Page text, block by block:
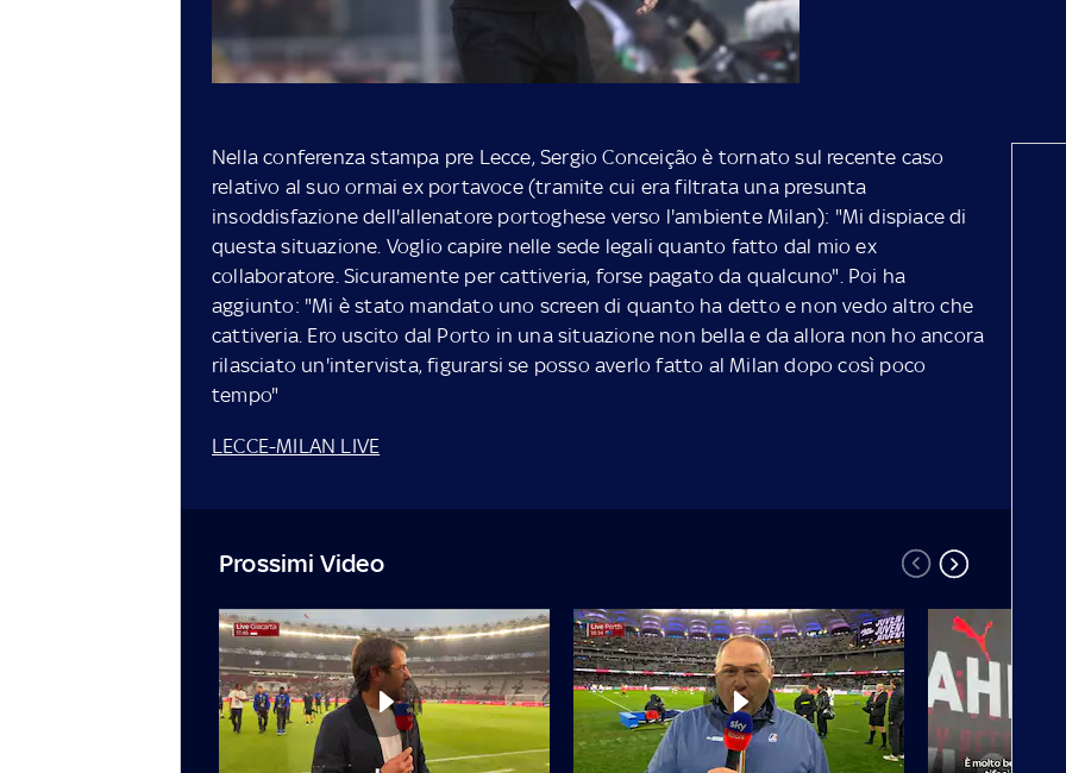
Nella conferenza stampa pre Lecce, Sergio Conceição è tornato sul recente caso
relativo al suo ormai ex portavoce (tramite cui era filtrata una presunta
insoddisfazione dell'allenatore portoghese verso l'ambiente Milan): "Mi dispiace di
questa situazione. Voglio capire nelle sede legali quanto fatto dal mio ex
collaboratore. Sicuramente per cattiveria, forse pagato da qualcuno". Poi ha
aggiunto: "Mi è stato mandato uno screen di quanto ha detto e non vedo altro che
cattiveria. Ero uscito dal Porto in una situazione non bella e da allora non ho ancora
rilasciato un'intervista, figurarsi se posso averlo fatto al Milan dopo così poco
tempo"
LECCE-MILAN LIVE
Prossimi Video